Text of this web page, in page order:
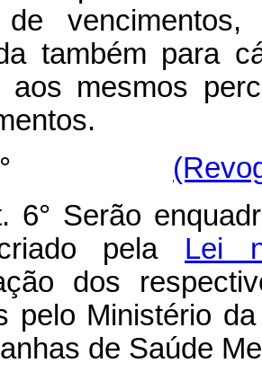
vencimentos,
também para
aos mesmos
5°
pela Lei
dos
pelo Ministério
de Saúde